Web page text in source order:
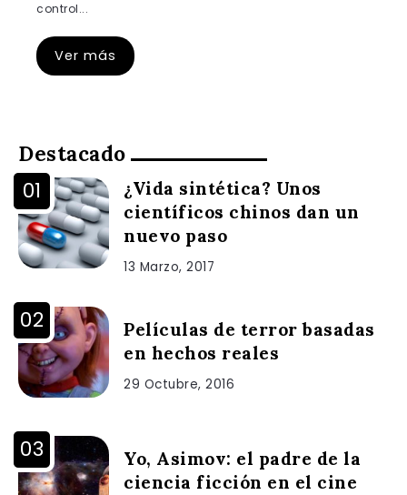
control...
Ver más
Destacado
¿Vida sintética? Unos
científicos chinos dan un
nuevo paso
13 Marzo, 2017
Películas de terror basadas
en hechos reales
29 Octubre, 2016
Yo, Asimov: el padre de la
ciencia ficción en el cine